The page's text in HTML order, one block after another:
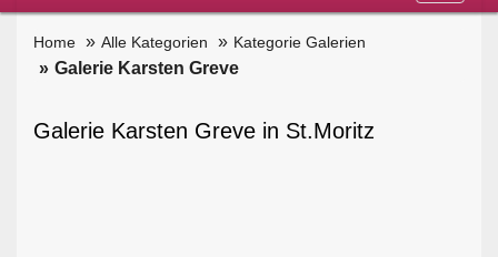
Home Alle Kategorien Kategorie Galerien
Galerie Karsten Greve
Galerie Karsten Greve in St.Moritz